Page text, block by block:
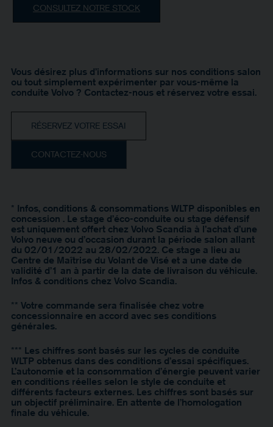
CONSULTEZ NOTRE STOCK
Vous désirez plus d’informations sur nos conditions salon
ou tout simplement expérimenter par vous-même la
conduite Volvo ? Contactez-nous et réservez votre essai.
RÉSERVEZ VOTRE ESSAI
CONTACTEZ-NOUS
* Infos, conditions & consommations WLTP disponibles en
concession . Le stage d’éco-conduite ou stage défensif
est uniquement offert chez Volvo Scandia à l’achat d’une
Volvo neuve ou d’occasion durant la période salon allant
du 02/01/2022 au 28/02/2022. Ce stage a lieu au
Centre de Maîtrise du Volant de Visé et a une date de
validité d’1 an à partir de la date de livraison du véhicule.
Infos & conditions chez Volvo Scandia.
** Votre commande sera finalisée chez votre
concessionnaire en accord avec ses conditions
générales.
*** Les chiffres sont basés sur les cycles de conduite
WLTP obtenus dans des conditions d’essai spécifiques.
L’autonomie et la consommation d’énergie peuvent varier
en conditions réelles selon le style de conduite et
différents facteurs externes. Les chiffres sont basés sur
un objectif préliminaire. En attente de l’homologation
finale du véhicule.